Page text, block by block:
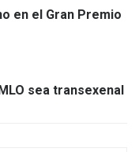
en el Gran Premio
sea transexenal